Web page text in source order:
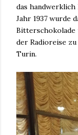
das
Jahr 1937 wurde
Bitterschokolade
der Radioreise
Turin.